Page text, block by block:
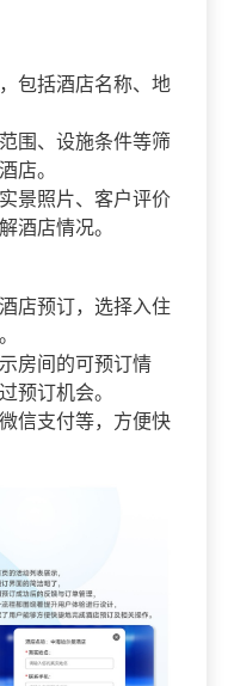
包括酒店名称、地
围、设施条件等筛
店。
景照片、客户评价
酒店情况。
店预订，选择入住
房间的可预订情
预订机会。
信支付等，方便快